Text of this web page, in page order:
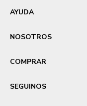
AYUDA
NOSOTROS
COMPRAR
SEGUINOS